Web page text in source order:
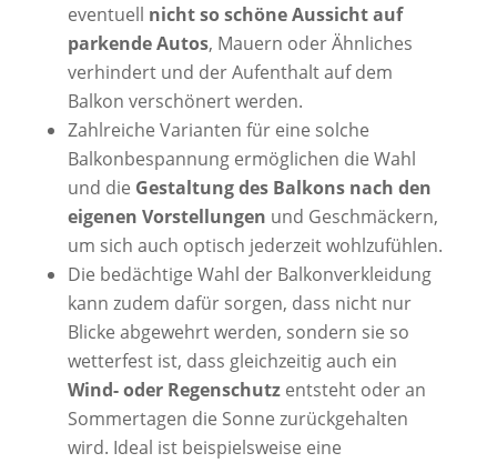
eventuell nicht so schöneAussicht auf
parkende Autos, Mauern oder Ähnliches
verhindert und der Aufenthalt auf dem
Balkon verschönert werden.
Zahlreiche Varianten für eine solche
Balkonbespannung ermöglichen die Wahl
und die Gestaltung des Balkons nach den
eigenen Vorstellungen und Geschmäckern,
um sich auch optisch jederzeit wohlzufühlen.
Die bedächtige Wahl der Balkonverkleidung
kann zudem dafür sorgen, dass nicht nur
Blicke abgewehrt werden, sondern sie so
wetterfest ist, dass gleichzeitig auch ein
Wind- oder Regenschutzentsteht oder an
Sommertagen die Sonne zurückgehalten
wird. Ideal ist beispielsweise eine